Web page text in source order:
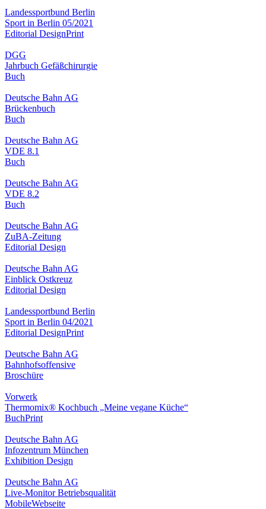
Landessportbund Berlin
Sport in Berlin 05/2021
Editorial DesignPrint
DGG
Jahrbuch Gefäßchirurgie
Buch
Deutsche Bahn AG
Brückenbuch
Buch
Deutsche Bahn AG
VDE 8.1
Buch
Deutsche Bahn AG
VDE 8.2
Buch
Deutsche Bahn AG
ZuBA-Zeitung
Editorial Design
Deutsche Bahn AG
Einblick Ostkreuz
Editorial Design
Landessportbund Berlin
Sport in Berlin 04/2021
Editorial DesignPrint
Deutsche Bahn AG
Bahnhofsoffensive
Broschüre
Vorwerk
Thermomix® Kochbuch „Meine vegane Küche“
BuchPrint
Deutsche Bahn AG
Infozentrum München
Exhibition Design
Deutsche Bahn AG
Live-Monitor Betriebsqualität
MobileWebseite